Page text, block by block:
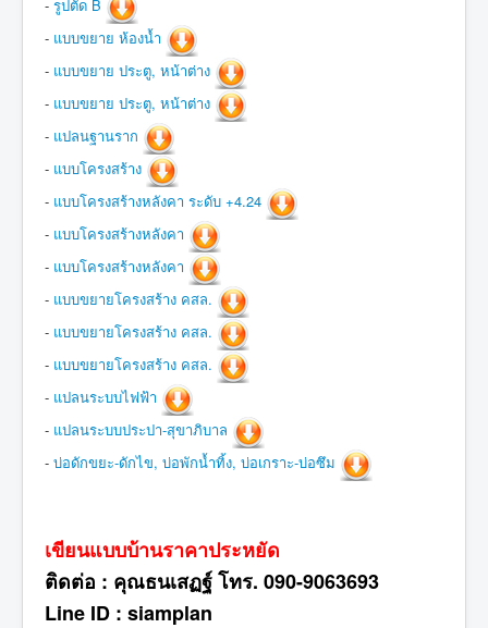
- รูปตัด B
- แบบขยาย ห้องน้ำ
- แบบขยาย ประตู, หน้าต่าง
- แบบขยาย ประตู, หน้าต่าง
- แปลนฐานราก
- แบบโครงสร้าง
- แบบโครงสร้างหลังคา ระดับ +4.24
- แบบโครงสร้างหลังคา
- แบบโครงสร้างหลังคา
- แบบขยายโครงสร้าง คสล.
- แบบขยายโครงสร้าง คสล.
- แบบขยายโครงสร้าง คสล.
- แปลนระบบไฟฟ้า
- แปลนระบบประปา-สุขาภิบาล
- บ่อดักขยะ-ดักไข, บ่อพักน้ำทิ้ง, บ่อเกราะ-บ่อซึม
เขียนแบบบ้านราคาประหยัด
ติดต่อ : คุณธนเสฏฐ์ โทร. 090-9063693
Line ID : siamplan